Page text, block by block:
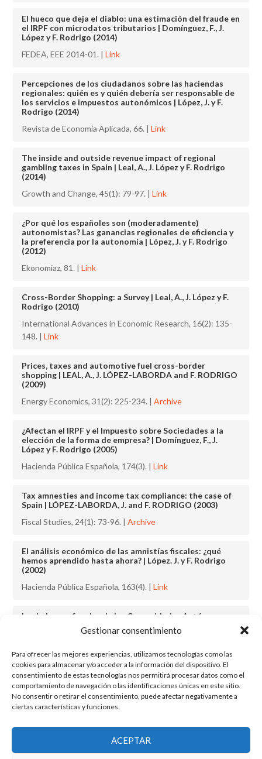
Gestionar consentimiento
Para ofrecer las mejores experiencias, utilizamos tecnologías como las
cookies para almacenar y/o acceder a la información del dispositivo. El
consentimiento de estas tecnologías nos permitirá procesar datos como el
comportamiento de navegación o las identificaciones únicas en este sitio.
No consentir o retirar el consentimiento, puede afectar negativamente a
ciertas características y funciones.
ACEPTAR
El hueco que deja el diablo: una estimación del fraude en
el IRPF con microdatos tributarios | Domínguez, F., J.
López y F. Rodrigo (2014)
FEDEA, EEE 2014-01. |Link
Percepciones de los ciudadanos sobre las haciendas
regionales: quién es y quién debería ser responsable de
los servicios e impuestos autonómicos | López, J. y F.
Rodrigo (2014)
Revista de Economía Aplicada, 66. |Link
The inside and outside revenue impact of regional
gambling taxes in Spain | Leal, A., J. López y F. Rodrigo
(2014)
Growth and Change, 45(1): 79-97. |Link
¿Por qué los españoles son (moderadamente)
autonomistas? Las ganancias regionales de eficiencia y
la preferencia por la autonomía | López, J. y F. Rodrigo
(2012)
Ekonomiaz, 81. |Link
Cross-Border Shopping: a Survey | Leal, A., J. López y F.
Rodrigo (2010)
International Advances in Economic Research, 16(2): 135-
148. |Link
Prices, taxes and automotive fuel cross-border
shopping | LEAL, A., J. LÓPEZ-LABORDA and F. RODRIGO
(2009)
Energy Economics, 31(2): 225-234. |Archive
¿Afectan el IRPF y el Impuesto sobre Sociedades a la
elección de la forma de empresa? | Domínguez, F., J.
López y F. Rodrigo (2005)
Hacienda Pública Española, 174(3). |Link
Tax amnesties and income tax compliance: the case of
Spain | LÓPEZ-LABORDA, J. and F. RODRIGO (2003)
Fiscal Studies, 24(1): 73-96. |Archive
El análisis económico de las amnistías fiscales: ¿qué
hemos aprendido hasta ahora? | López. J. y F. Rodrigo
(2002)
Hacienda Pública Española, 163(4). |Link
Las balanzas fiscales de las Comunidades Autónomas
españolas. Análisis de los flujos fiscales de las
Comunidades Autónomas con la Administración
Espasa, M.; Rodrigo, F. y Ruiz-Huerta, J. (2000)
Barcelona: Ariel Economía.
del Gobierno de Aragón